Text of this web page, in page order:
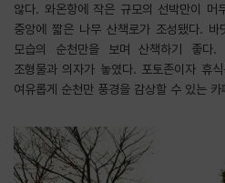
않다. 와온항에 작은 규모의 선박만이 머
중앙에 짧은 나무 산책로가 조성됐다.
모습의 순천만을 보며 산책하기 좋다.
조형물과 의자가 놓였다. 포토존이자 휴
여유롭게 순천만 풍경을 감상할 수 있는 카